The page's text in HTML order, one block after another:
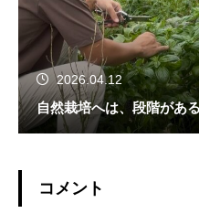
2026.04.12
自然栽培へは、段階があ
コメント